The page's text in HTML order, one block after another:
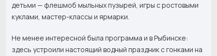
детьми — флешмоб мыльных пузырей, игры с ростовыми
куклами, мастер-классы и ярмарки.
Не менее интересной была программа и в Рыбинске:
здесь устроили настоящий водный праздник с гонками на